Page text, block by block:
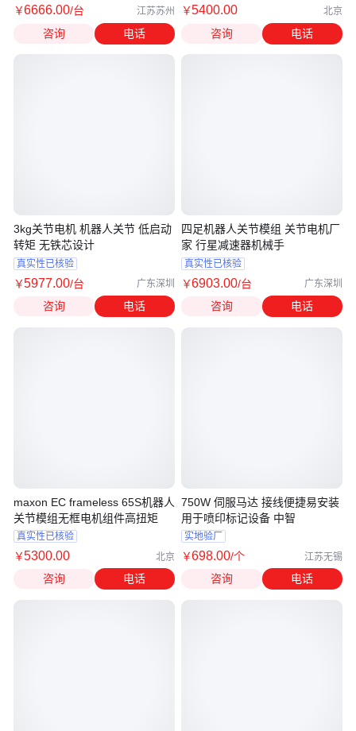
￥6666.00/台 江苏苏州
咨询 电话
3kg关节电机 机器人关节 低启动
转矩 无铁芯设计
真实性已核验
￥5977.00/台 广东深圳
咨询 电话
maxon EC frameless 65S机器人
关节模组无框电机组件高扭矩
真实性已核验
￥5300.00 北京
咨询 电话
￥5400.00 北京
咨询 电话
四足机器人关节模组 关节电机厂
家 行星减速器机械手
真实性已核验
￥6903.00/台 广东深圳
咨询 电话
750W 伺服马达 接线便捷易安装
用于喷印标记设备 中智
实地验厂
￥698.00/个 江苏无锡
咨询 电话